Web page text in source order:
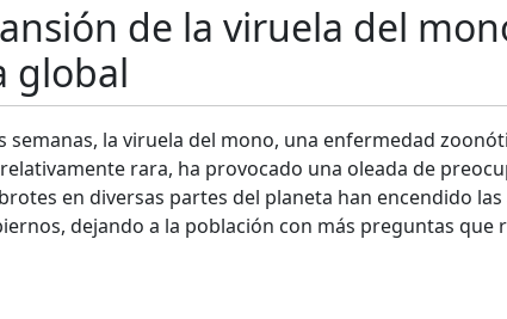
de la viruela del
global
semanas, la viruela del mono, una enfermedad
rara, ha provocado una oleada de
en diversas partes del planeta han encendido
dejando a la población con más preguntas que